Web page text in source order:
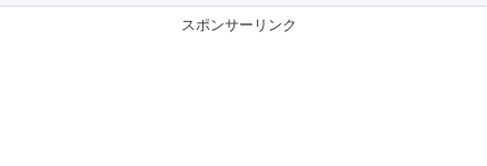
スポンサーリンク